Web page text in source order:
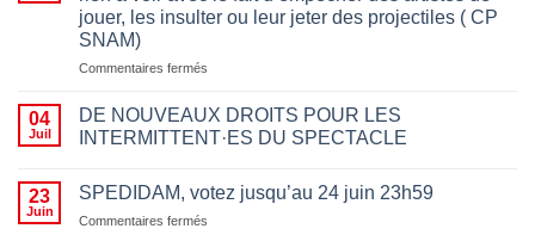
jouer, les insulter ou leur jeter des projectiles ( CP
SNAM)
Commentaires fermés
à
boycotter
pour
motifs
04
Juil
DE NOUVEAUX DROITS POUR LES
INTERMITTENT·ES DU SPECTACLE
23
Juin
SPEDIDAM, votez jusqu’au 24 juin 23h59
Commentaires fermés